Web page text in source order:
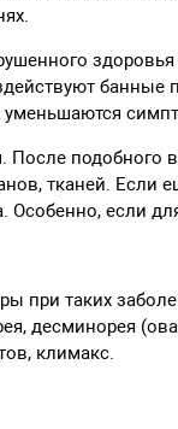
уменьшаются
подобного
тканей. Если
Особенно, если
при таких
десминорея
климакс.